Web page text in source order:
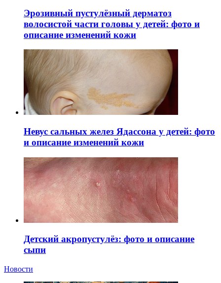
Эрозивный пустулёзный дерматоз
волосистой части головы у детей: фото и
описание изменений кожи
Невус сальных желез Ядассона у детей: фото
и описание изменений кожи
Детский акропустулёз: фото и описание
сыпи
Новости